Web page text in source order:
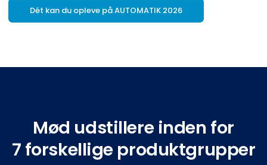
Dét kan du opleve på AUTOMATIK 2026
Mød udstillere inden for
7 forskellige produktgrupper